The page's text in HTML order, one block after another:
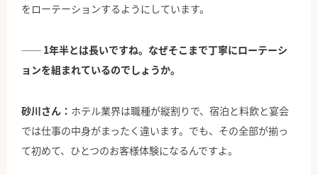
をローテーションするようにしています。
── 1年半とは長いですね。なぜそこまで丁寧にローテーシ
ョンを組まれているのでしょうか。
砂川さん： ホテル業界は職種が縦割りで、宿泊と料飲と宴会
では仕事の中身がまったく違います。でも、その全部が揃っ
て初めて、ひとつのお客様体験になるんですよ。